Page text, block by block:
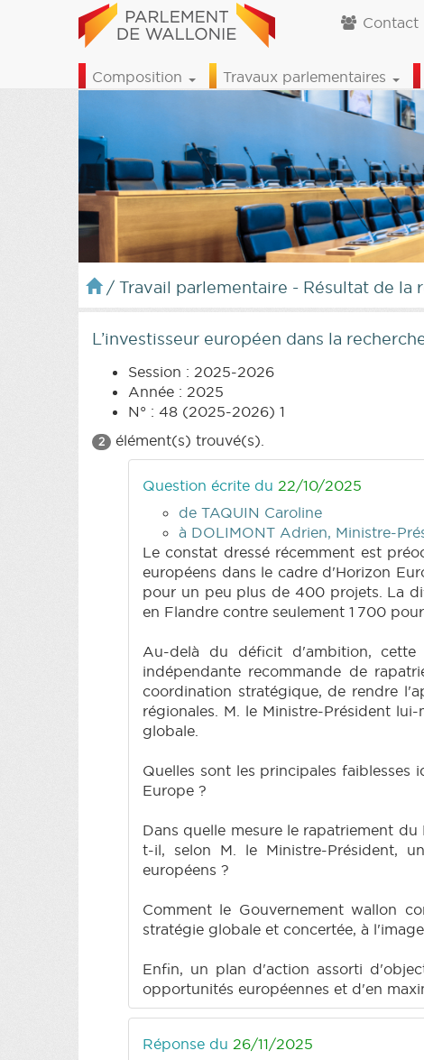
Contact
Composition Travaux parlementaires
/ Travail parlementaire - Résultat de la
L’investisseur européen dans la
Session : 2025-2026
Année : 2025
N° : 48 (2025-2026) 1
2 élément(s) trouvé(s).
Question écrite du 22/10/2025
de TAQUIN Caroline
à DOLIMONT Adrien, Ministre-
Le constat dressé récemment est
européens dans le cadre d'Horizon
pour un peu plus de 400 projets. La
en Flandre contre seulement 1 700
Au-delà du déficit d'ambition, cette
indépendante recommande de
coordination stratégique, de rendre
régionales. M. le Ministre-Président
globale.
Quelles sont les principales
Europe ?
Dans quelle mesure le rapatriement
t-il, selon M. le Ministre-Président,
européens ?
Comment le Gouvernement wallon
stratégie globale et concertée, à
Enfin, un plan d'action assorti
opportunités européennes et d'en
Réponse du 26/11/2025